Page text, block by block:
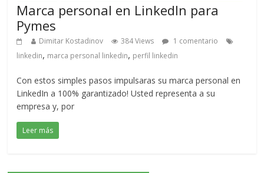
Marca personal en LinkedIn para
Pymes
Dimitar Kostadinov 384 Views
1 comentario
linkedin, marca personal linkedin, perfil linkedin
Con estos simples pasos impulsaras su marca personal en
LinkedIn a 100% garantizado! Usted representa a su
empresa y, por
Leer más